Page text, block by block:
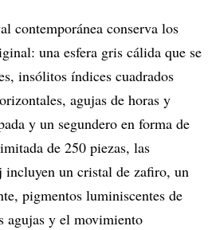
contemporánea conserva los
una esfera gris cálida que se
insólitos índices cuadrados
agujas de horas y
y un segundero en forma de
de 250 piezas, las
incluyen un cristal de zafiro, un
pigmentos luminiscentes de
agujas y el movimiento